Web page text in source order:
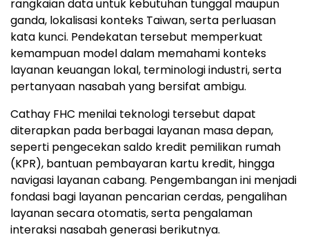
rangkaian data untuk kebutuhan tunggal maupun
ganda, lokalisasi konteks Taiwan, serta perluasan
kata kunci. Pendekatan tersebut memperkuat
kemampuan model dalam memahami konteks
layanan keuangan lokal, terminologi industri, serta
pertanyaan nasabah yang bersifat ambigu.
Cathay FHC menilai teknologi tersebut dapat
diterapkan pada berbagai layanan masa depan,
seperti pengecekan saldo kredit pemilikan rumah
(KPR), bantuan pembayaran kartu kredit, hingga
navigasi layanan cabang. Pengembangan ini menjadi
fondasi bagi layanan pencarian cerdas, pengalihan
layanan secara otomatis, serta pengalaman
interaksi nasabah generasi berikutnya.